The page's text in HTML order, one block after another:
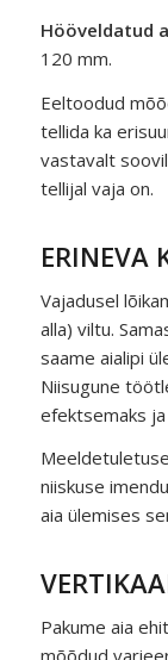
Hööveldatud
120 mm.
Eeltoodud
tellida ka
vastavalt
tellijal vaja on.
ERINEVA
Vajadusel
alla) viltu.
saame aialipi
Niisugune
efektsemaks
niiskuse
aia ülemises
Pakume aia